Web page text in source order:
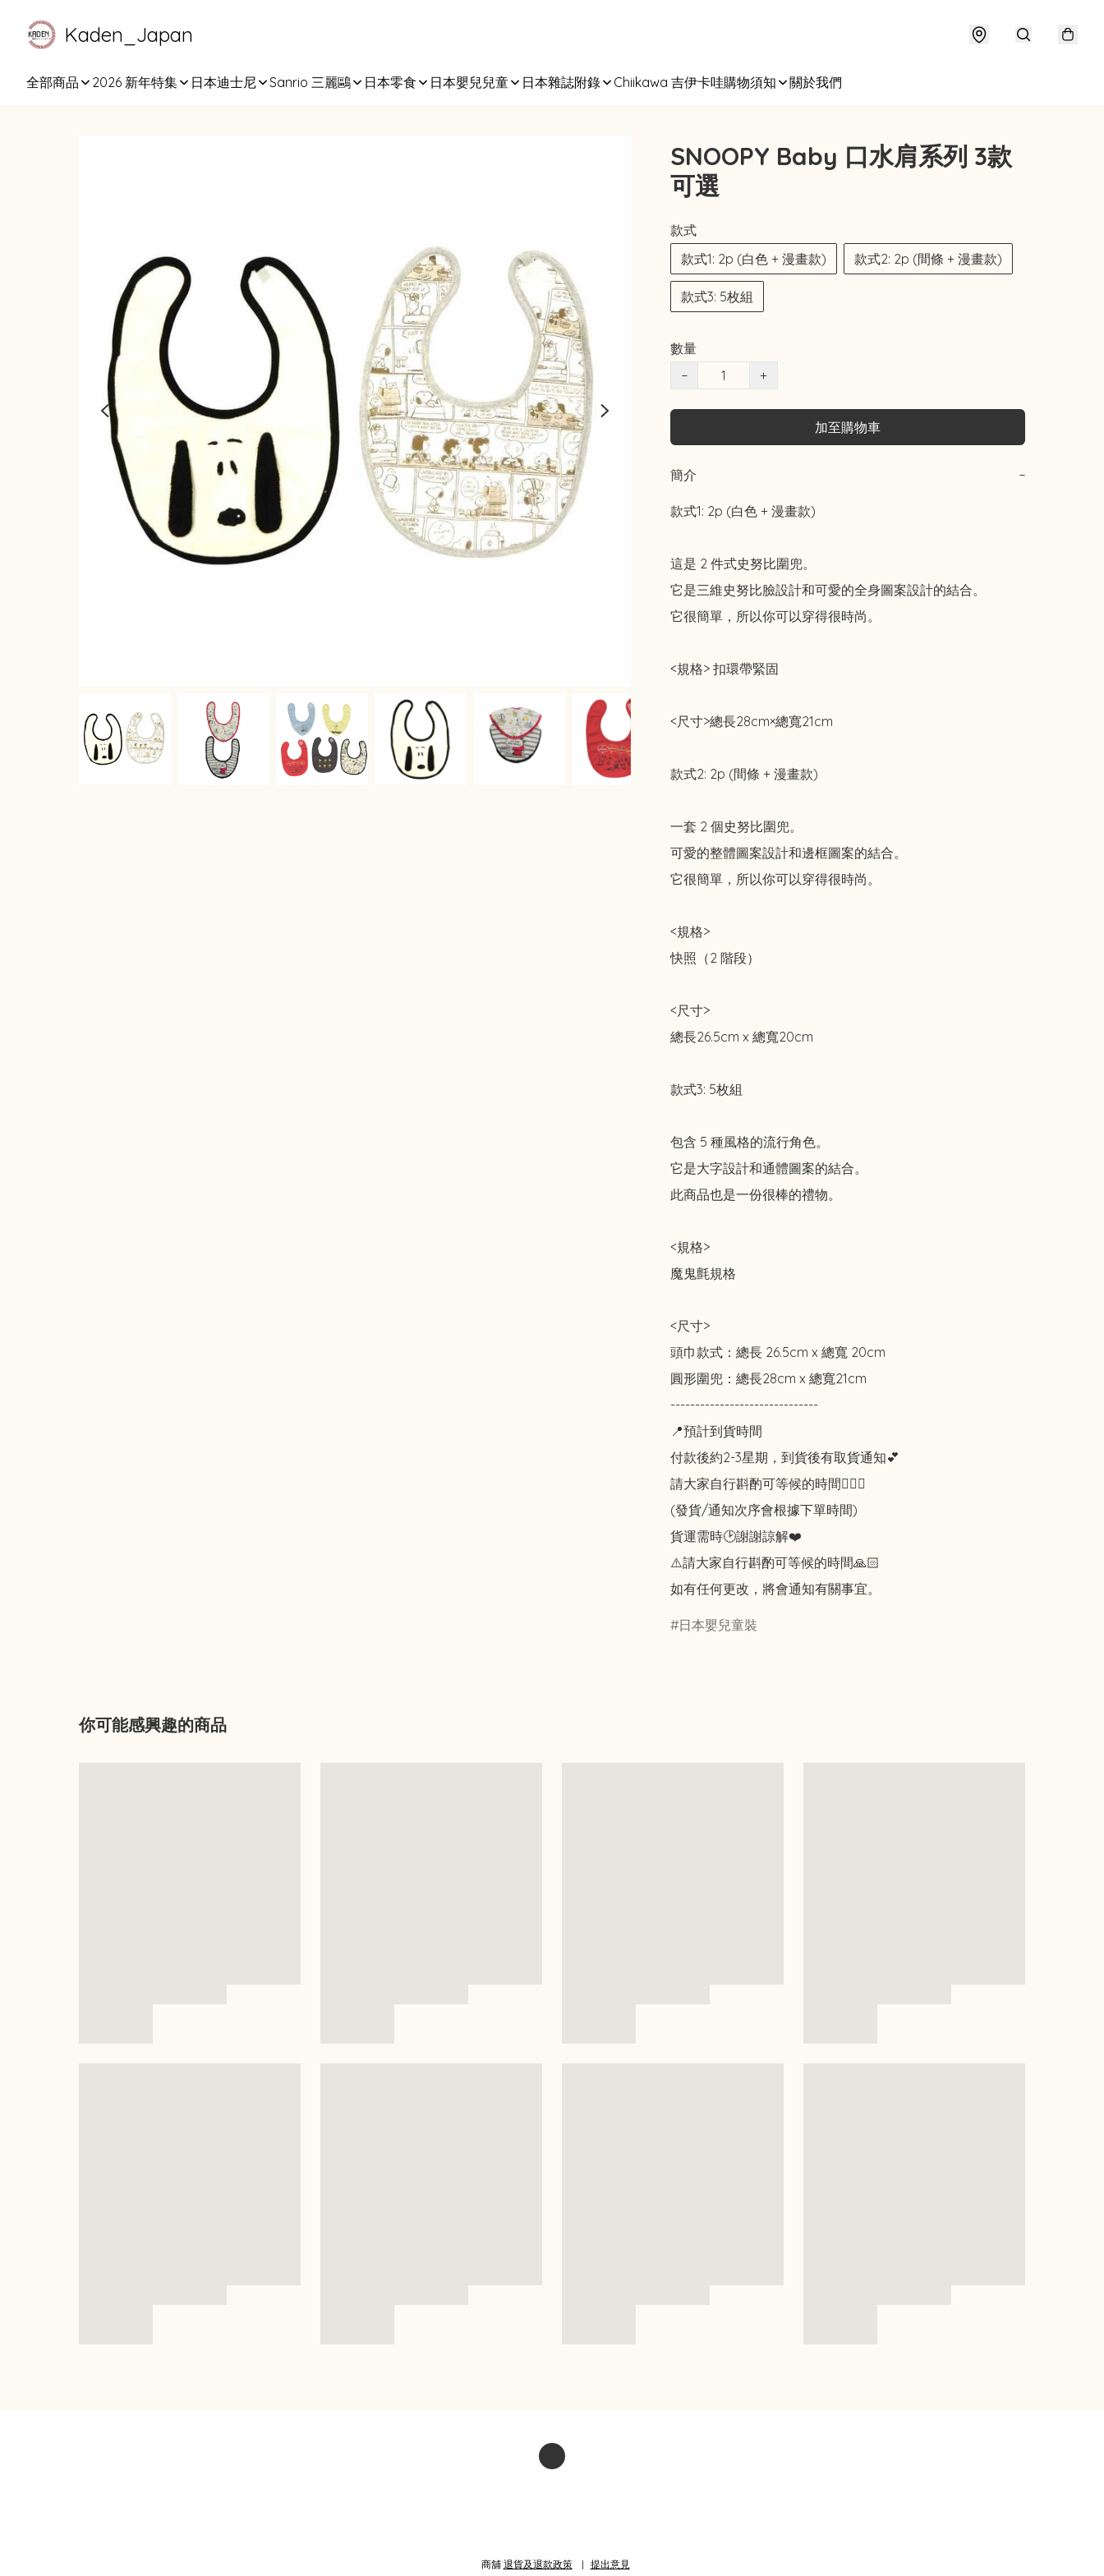
Kaden_Japan
全部商品 2026 新年特集 日本迪士尼 Sanrio 三麗鷗 日本零食 日本嬰兒兒童 日本雜誌附錄 Chiikawa 吉伊卡哇購物須知 關於我們
SNOOPY Baby 口水肩系列 3款
可選
款式
款式1: 2p (白色 + 漫畫款)
款式2: 2p (間條 + 漫畫款)
款式3: 5枚組
數量
−
+
加至購物車
簡介 −
款式1: 2p (白色 + 漫畫款)
這是 2 件式史努比圍兜。
它是三維史努比臉設計和可愛的全身圖案設計的結合。
它很簡單，所以你可以穿得很時尚。
<規格> 扣環帶緊固
<尺寸>總長28cm×總寬21cm
款式2: 2p (間條 + 漫畫款)
一套 2 個史努比圍兜。
可愛的整體圖案設計和邊框圖案的結合。
它很簡單，所以你可以穿得很時尚。
<規格>
快照（2 階段）
<尺寸>
總長26.5cm x 總寬20cm
款式3: 5枚組
包含 5 種風格的流行角色。
它是大字設計和通體圖案的結合。
此商品也是一份很棒的禮物。
<規格>
魔鬼氈規格
<尺寸>
頭巾款式：總長 26.5cm x 總寬 20cm
圓形圍兜：總長28cm x 總寬21cm
------------------------------
📍預計到貨時間
付款後約2-3星期，到貨後有取貨通知💕
請大家自行斟酌可等候的時間🙇🏻‍♀️
(發貨/通知次序會根據下單時間)
貨運需時🕑謝謝諒解❤️
⚠️請大家自行斟酌可等候的時間🙏🏻
如有任何更改，將會通知有關事宜。
日本嬰兒童裝
你可能感興趣的商品
商舖 退貨及退款政策 提出意見